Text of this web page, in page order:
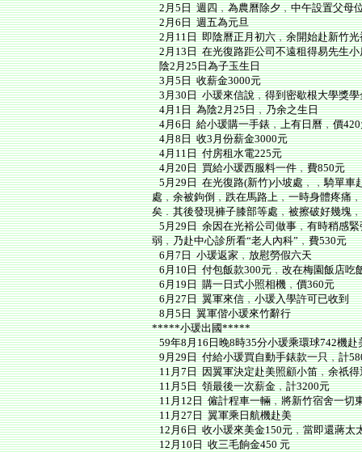
2月5日 週四﹐為農曆除夕﹐中午設置父母
2月6日 週五為元旦
2月11日 即陰曆正月初六﹐余開始赴新竹光
2月13日 在光復路距公司不遠租得易先生小
陰2月25日為子玉生日
3月5日 收薪金3000元
3月30日 小瑗來信說﹐得到密歇根大學獎學
4月1日 為陰2月25日﹐乃余之生日
4月6日 給小瑗購一手錶﹐上有日曆﹐價420
4月8日 收3月份薪金3000元
4月11日 付房租水電225元
4月20日 買給小瑗西服料一件﹐費850元
5月29日 在光復路(新竹)小坡處﹐﹐騎單車
處﹐余被鉤倒﹐跌在馬路上﹐一時身體疼痛
矣﹒其後發現褲子膝部等處﹐被擦破好幾塊
5月29日 余因在光裕公司做事﹐有時稍感緊
弱﹐乃赴中心診所看“老人內科”﹐費530元
6月7日 小瑗返家﹐放慰勞假六天
6月10日 付包飯款300元﹐改在梅園飯店吃
6月19日 購一日式小照相機﹐價360元
6月27日 翼軍來信﹐小瑗入學許可已收到
8月5日 翼軍偕小瑗來竹辭行
*****小瑗出國*****
59年8月16日晚8時35分小瑗乘環球742機赴
9月29日 付給小瑗買自動手錶款一只﹐計
11月7日 因翼軍決定赴美照顧小笛﹐余祇得
11月5日 領最後一次薪金﹐計3200元
11月12日 僱計程車一輛﹐將新竹宿舍一切
11月27日 翼軍乘日航機赴美
12月6日 收小瑗來美金150元﹐當即還蔣太
12月10日 收三毛餉金450 元